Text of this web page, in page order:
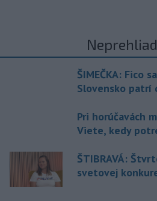
ŠIMEČKA: Fico
Slovensko patrí
Pri horúčavách
Viete, kedy
ŠTIBRAVÁ:
svetovej